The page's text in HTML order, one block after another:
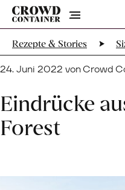
Menu
Rezepte & Stories
24. Juni 2022 von Crowd
Eindrücke
Forest